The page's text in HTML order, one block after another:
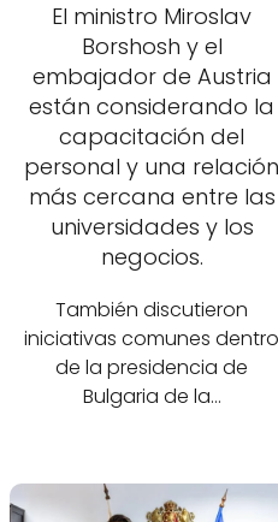
El ministro Miroslav
Borshosh y el
embajador de Austria
están considerando la
capacitación del
personal y una relación
más cercana entre las
universidades y los
negocios.
También discutieron
iniciativas comunes dentro
de la presidencia de
Bulgaria de la…